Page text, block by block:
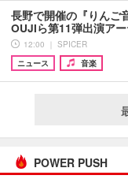
長野で開催の『りんご
OUJIら第11弾出演ア
12:00 ｜ SPICER
ニュース
音楽
POWER PUSH